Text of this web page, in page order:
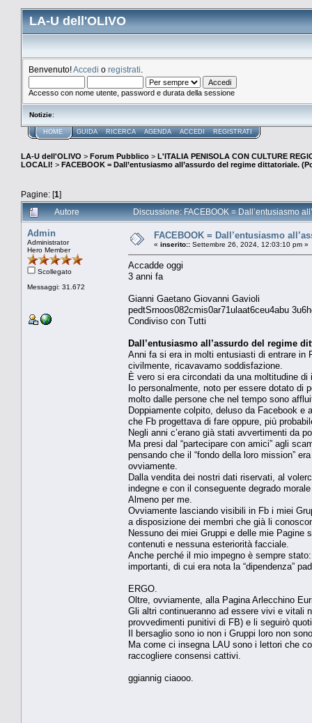
LA-U dell'OLIVO
Benvenuto!Accedi o registrati
Accesso con nome utente, password e durata della sessione
Notizie:
HOME GUIDA RICERCA AGENDA ACCEDI REGISTRATI
LA-U dell'OLIVO > Forum Pubblico > L'ITALIA PENISOLA CON CULTURE
LOCALI! > FACEBOOK = Dall’entusiasmo all’assurdo del regime dittatoriale.
Pagine: [1]
Autore
Discussione: FACEBOOK = Dall’entusiasmo
Admin
Administrator
Hero Member
Scollegato
Messaggi: 31.672
FACEBOOK = Dall’entusiasmo
« inserito:: Settembre 26, 2024, 12:03:10 pm »
Accadde oggi
3 anni fa
Gianni Gaetano Giovanni Gavioli
pedtSrnoos082cmis0ar71ulaat6ceu4abu
Condiviso con Tutti
Dall’entusiasmo all’assurdo del regime
Anni fa si era in molti entusiasti di entrare in
civilmente, ricavavamo soddisfazione.
È vero si era circondati da una moltitudine
Io personalmente, noto per essere dotato di
molto dalle persone che nel tempo sono
Doppiamente colpito, deluso da Facebook e
che Fb progettava di fare oppure, più
Negli anni c’erano già stati avvertimenti da
Ma presi dal “partecipare con amici” agli
pensando che il “fondo della loro mission”
ovviamente.
Dalla vendita dei nostri dati riservati, al
indegne e con il conseguente degrado
Almeno per me.
Ovviamente lasciando visibili in Fb i miei
a disposizione dei membri che già li
Nessuno dei miei Gruppi e delle mie Pagine
contenuti e nessuna esteriorità facciale.
Anche perché il mio impegno è sempre
importanti, di cui era nota la “dipendenza”
ERGO.
Oltre, ovviamente, alla Pagina Arlecchino
Gli altri continueranno ad essere vivi e vitali
provvedimenti punitivi di FB) e li seguirò
Il bersaglio sono io non i Gruppi loro non
Ma come ci insegna LAU sono i lettori che
raccogliere consensi cattivi.
ggiannig ciaooo.